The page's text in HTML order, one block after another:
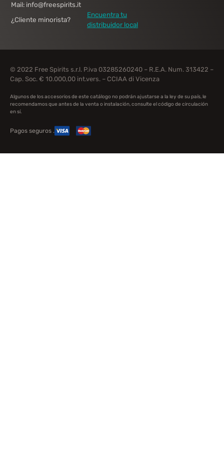
Mail: info@freespirits.it
¿Cliente minorista?
Encuentra tu
distribuidor local
© 2022 Free Spirits s.r.l. P.iva 03285260240 – R.E.A. Num. 313422 –
Cap. Soc. € 10.000,00 int.vers. – CCIAA di Vicenza
Algunos de los accesorios de este catálogo no podrán ajustarse a la ley de su país, le
recomendamos que antes de la venta o instalación, consulte el código de circulación
en sí.
Pagos seguros .